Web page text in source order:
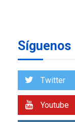
2
Síguenos
Twitter
Youtube